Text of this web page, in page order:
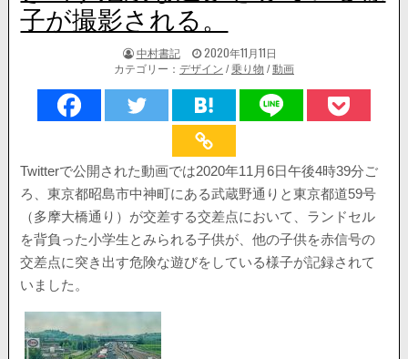
子が撮影される。
著
者:
中村書記
掲
載
日：
2020年11月11日
カテゴリー： デザイン /乗り物 /動画
Twitterで公開された動画では2020年11月6日午後4時39分ご
ろ、東京都昭島市中神町にある武蔵野通りと東京都道59号
（多摩大橋通り）が交差する交差点において、ランドセル
を背負った小学生とみられる子供が、他の子供を赤信号の
交差点に突き出す危険な遊びをしている様子が記録されて
いました。